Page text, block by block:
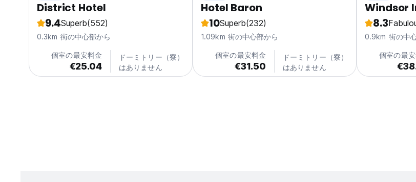
District Hotel
9.4Superb(552)
0.3km 街の中心部から
個室の最安料金
€25.04
ドーミトリー（寮）
はありません
Hotel Baron
10Superb(232)
1.09km 街の中心部から
個室の最安料金
€31.50
ドーミトリー（寮）
はありません
Windsor
8.3
0.9km 街の中
個室の最